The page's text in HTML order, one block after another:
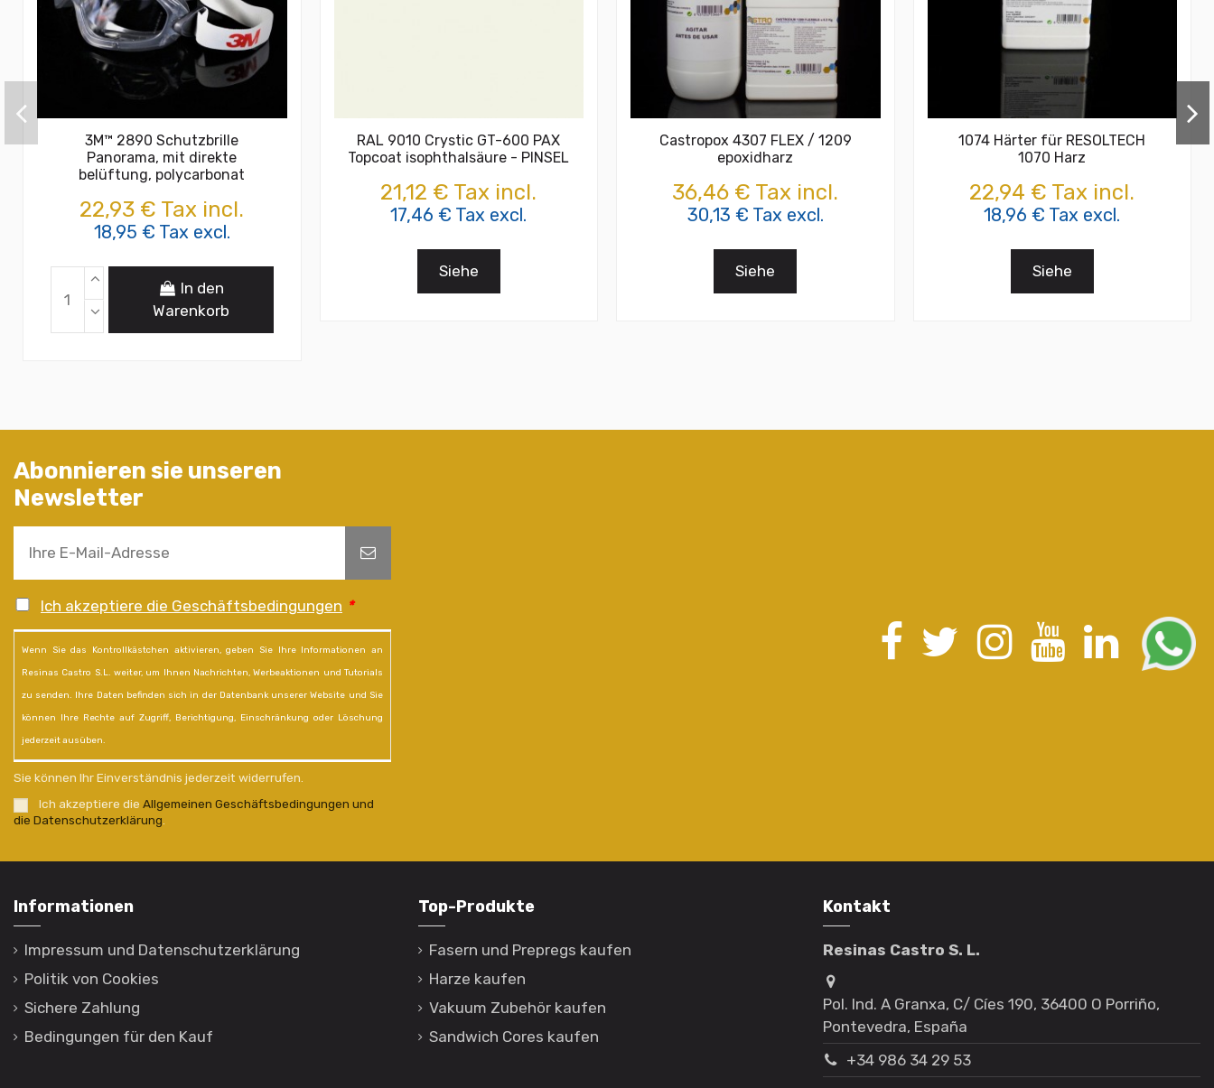
3M™ 2890 Schutzbrille
Panorama, mit direkte
belüftung, polycarbonat
22,93 € Tax incl.
18,95 € Tax excl.
In den
Warenkorb
RAL 9010 Crystic GT-600 PAX
Topcoat isophthalsäure - PINSEL
21,12 € Tax incl.
17,46 € Tax excl.
Siehe
Castropox 4307 FLEX / 1209
epoxidharz
36,46 € Tax incl.
30,13 € Tax excl.
Siehe
1074 Härter für RESOLTECH
1070 Harz
22,94 € Tax incl.
18,96 € Tax excl.
Siehe
Abonnieren sie unseren
Newsletter
Ich akzeptiere die Geschäftsbedingungen *
Wenn Sie das Kontrollkästchen aktivieren, geben Sie Ihre Informationen an
Resinas Castro S.L. weiter, um Ihnen Nachrichten, Werbeaktionen und Tutorials
zu senden. Ihre Daten befinden sich in der Datenbank unserer Website und Sie
können Ihre Rechte auf Zugriff, Berichtigung, Einschränkung oder Löschung
jederzeit ausüben.
Sie können Ihr Einverständnis jederzeit widerrufen.
Ich akzeptiere die Allgemeinen Geschäftsbedingungen und
die Datenschutzerklärung
Informationen
Impressum und Datenschutzerklärung
Politik von Cookies
Sichere Zahlung
Bedingungen für den Kauf
Top-Produkte
Fasern und Prepregs kaufen
Harze kaufen
Vakuum Zubehör kaufen
Sandwich Cores kaufen
Kontakt
Resinas Castro S. L.
Pol. Ind. A Granxa, C/ Cíes 190, 36400 O Porriño,
Pontevedra, España
+34 986 34 29 53